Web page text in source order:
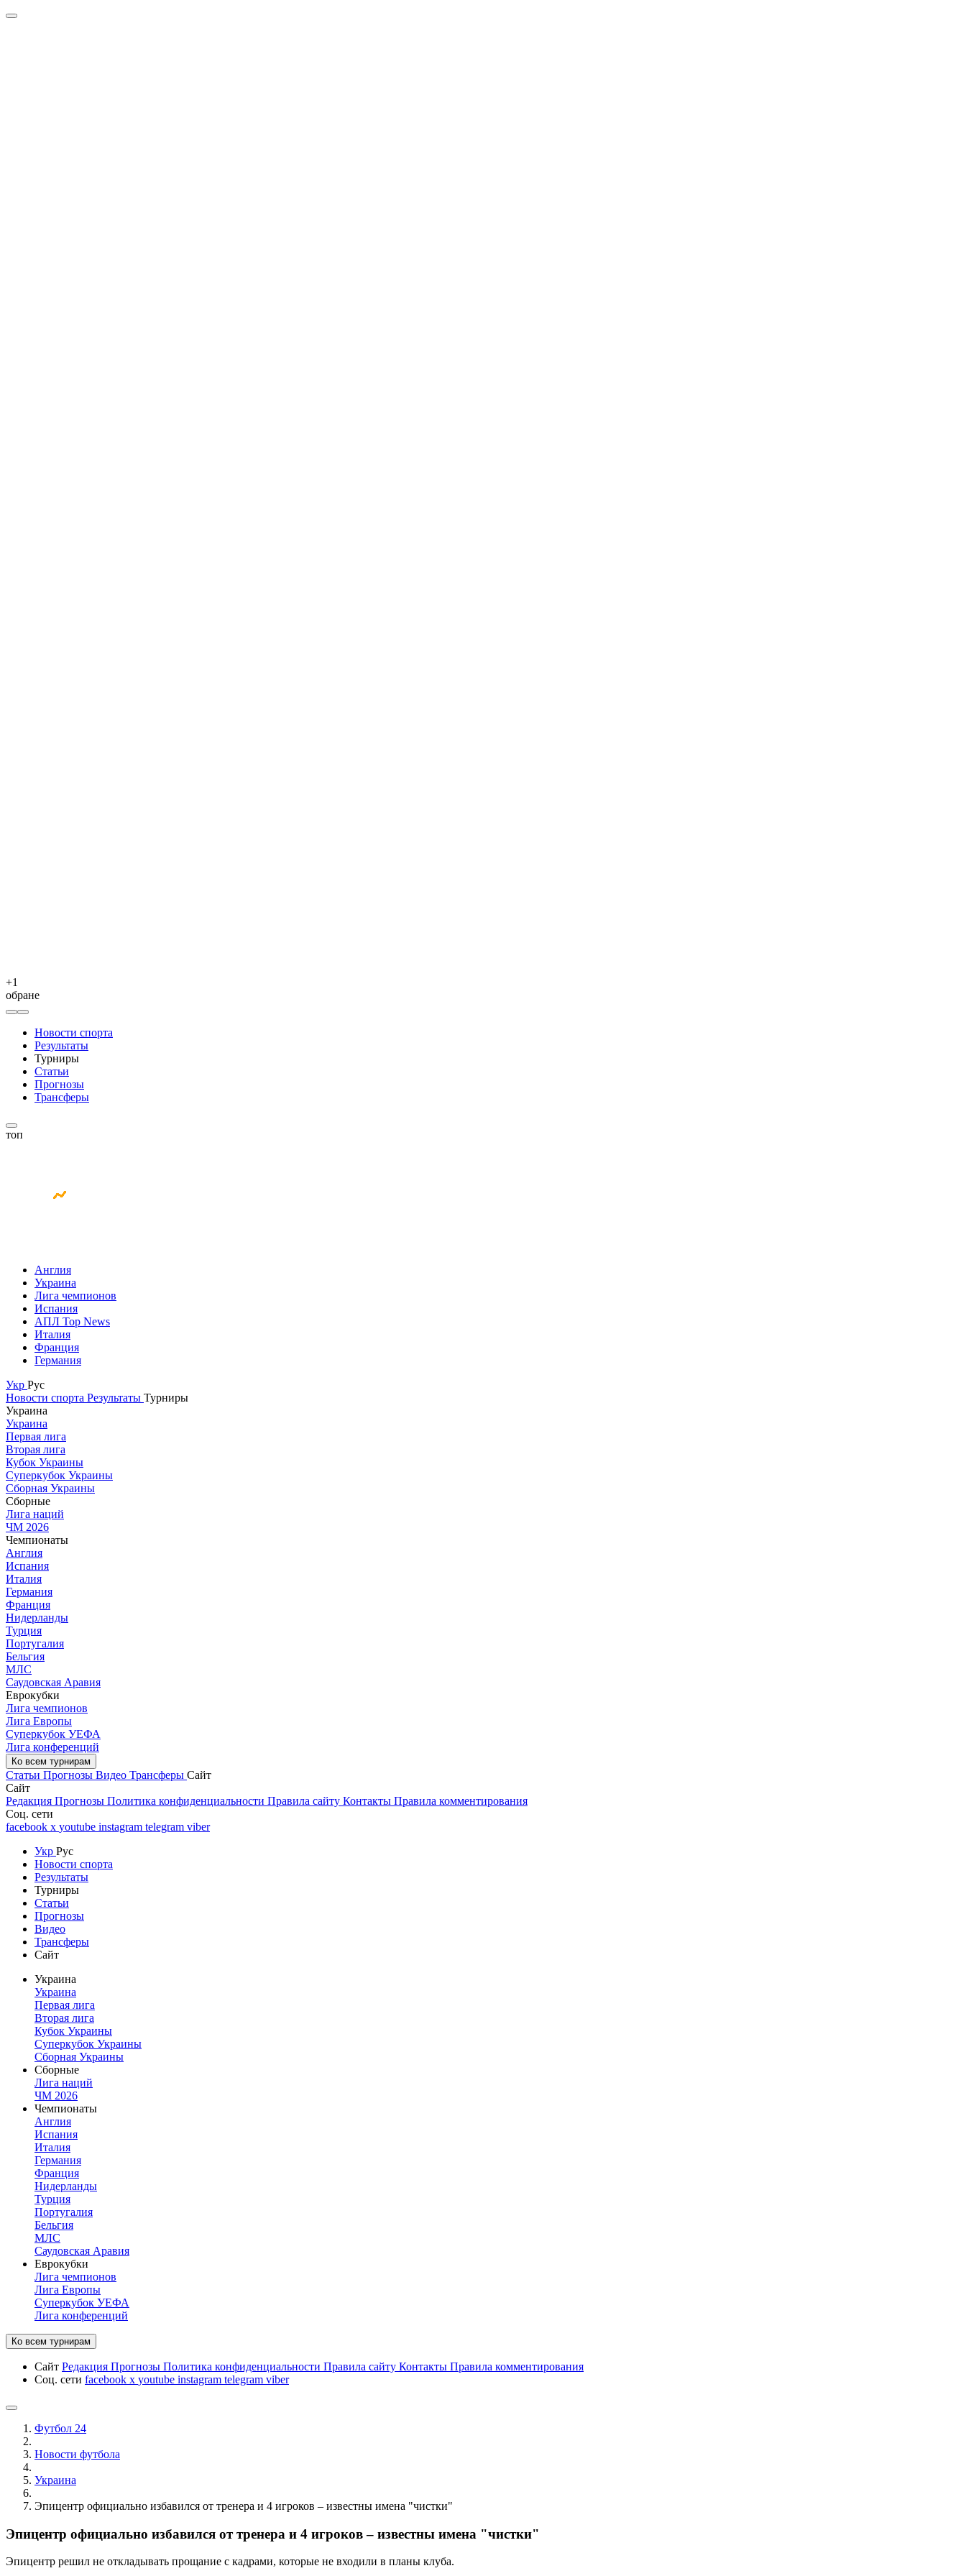
+1
обране
Новости спорта
Результаты
Турниры
Статьи
Прогнозы
Трансферы
топ
Англия
Украина
Лига чемпионов
Испания
АПЛ Top News
Италия
Франция
Германия
Укр Рус
Новости спорта Результаты Турниры
Украина
Украина
Первая лига
Вторая лига
Кубок Украины
Суперкубок Украины
Сборная Украины
Сборные
Лига наций
ЧМ 2026
Чемпионаты
Англия
Испания
Италия
Германия
Франция
Нидерланды
Турция
Португалия
Бельгия
МЛС
Саудовская Аравия
Еврокубки
Лига чемпионов
Лига Европы
Суперкубок УЕФА
Лига конференций
Ко всем турнирам
Статьи Прогнозы Видео Трансферы Сайт
Сайт
Редакция Прогнозы Политика конфиденциальности Правила сайту Контакты Правила комментирования
Соц. сети
facebook x youtube instagram telegram viber
Укр Рус
Новости спорта
Результаты
Турниры
Статьи
Прогнозы
Видео
Трансферы
Сайт
Украина
Украина
Первая лига
Вторая лига
Кубок Украины
Суперкубок Украины
Сборная Украины
Сборные
Лига наций
ЧМ 2026
Чемпионаты
Англия
Испания
Италия
Германия
Франция
Нидерланды
Турция
Португалия
Бельгия
МЛС
Саудовская Аравия
Еврокубки
Лига чемпионов
Лига Европы
Суперкубок УЕФА
Лига конференций
Ко всем турнирам
Сайт Редакция Прогнозы Политика конфиденциальности Правила сайту Контакты Правила комментирования
Соц. сети facebook x youtube instagram telegram viber
Футбол 24
Новости футбола
Украина
Эпицентр официально избавился от тренера и 4 игроков – известны имена "чистки"
Эпицентр официально избавился от тренера и 4 игроков – известны имена "чистки"
Эпицентр решил не откладывать прощание с кадрами, которые не входили в планы клуба.